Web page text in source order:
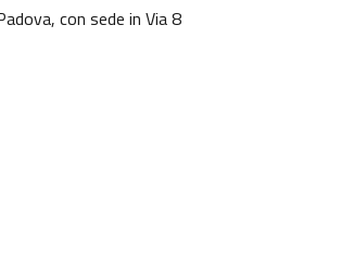
con sede in Via 8